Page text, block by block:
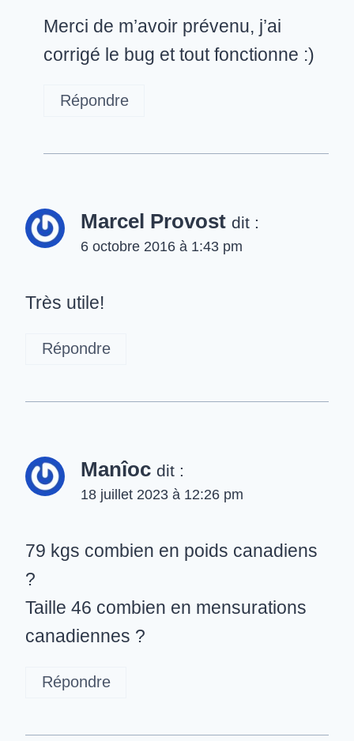
Merci de m’avoir prévenu, j’ai
corrigé le bug et tout fonctionne :)
Répondre
Marcel Provost dit :
6 octobre 2016 à 1:43 pm
Très utile!
Répondre
Manîoc dit :
18 juillet 2023 à 12:26 pm
79 kgs combien en poids canadiens
?
Taille 46 combien en mensurations
canadiennes ?
Répondre